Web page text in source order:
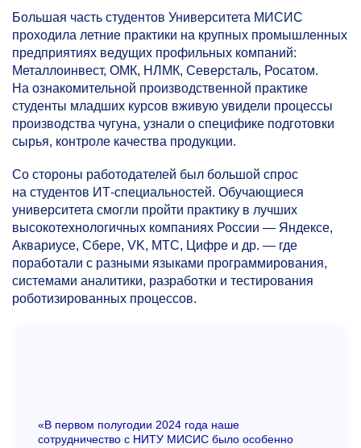
Большая часть студентов Университета МИСИС
проходила летние практики на крупных промышленных
предприятиях ведущих профильных компаний:
Металлоинвест, ОМК, НЛМК, Северсталь, Росатом.
На ознакомительной производственной практике
студенты младших курсов вживую увидели процессы
производства чугуна, узнали о специфике подготовки
сырья, контроле качества продукции.
Со стороны работодателей был большой спрос
на студентов ИТ-специальностей. Обучающиеся
университета смогли пройти практику в лучших
высокотехнологичных компаниях России — Яндексе,
Аквариусе, Сбере, VK, МТС, Цифре и др. — где
поработали с разными языками программирования,
системами аналитики, разработки и тестирования
роботизированных процессов.
«В первом полугодии 2024 года наше
сотрудничество с НИТУ МИСИС было особенно